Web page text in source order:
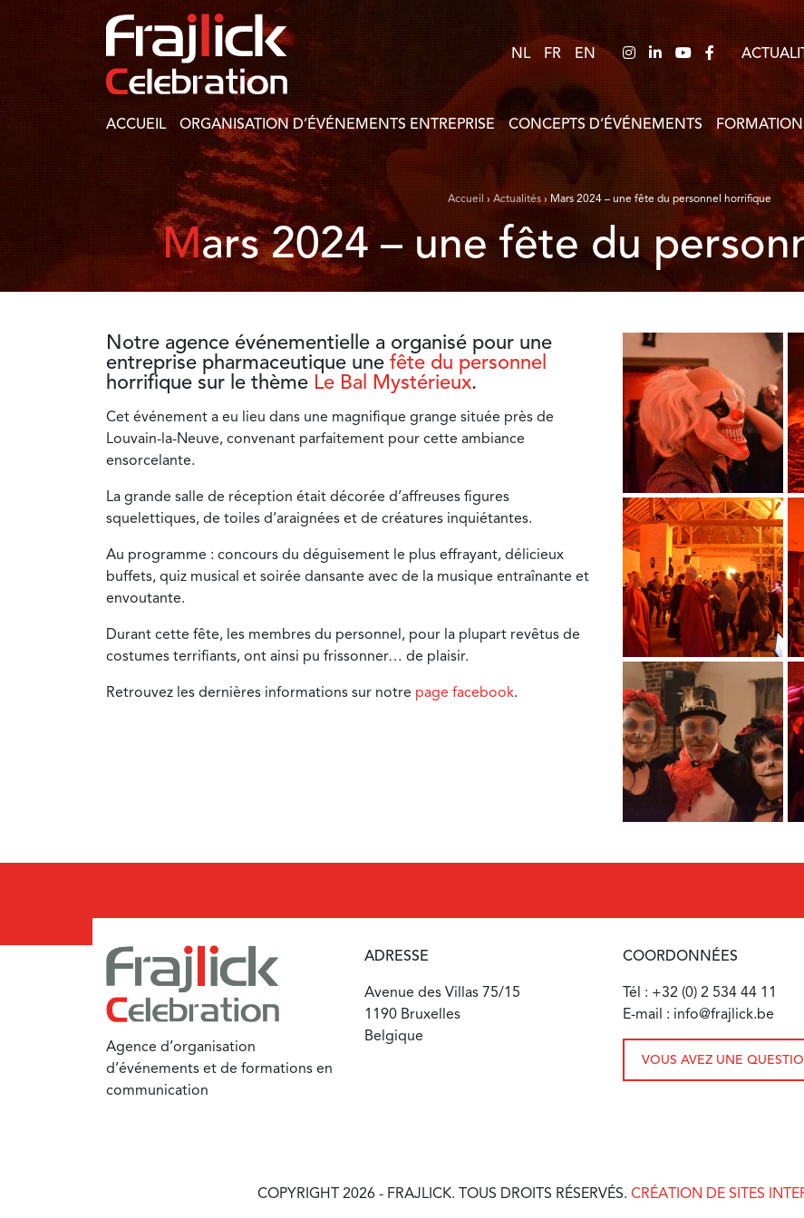
NL FR EN
ACCUEIL ORGANISATION D’ÉVÉNEMENTS ENTREPRISE CONCEPTS D’ÉVÉNEMENTS
Accueil›Actualités›Mars 2024 – une fête du personnel horrifique
Mars 2024 – une fête du
Notre agence événementielle a organisé pour une
entreprise pharmaceutique une fête du personnel
horrifique sur le thème Le Bal Mystérieux.
Cet événement a eu lieu dans une magnifique grange située près de
Louvain-la-Neuve, convenant parfaitement pour cette ambiance
ensorcelante.
La grande salle de réception était décorée d’affreuses figures
squelettiques, de toiles d’araignées et de créatures inquiétantes.
Au programme : concours du déguisement le plus effrayant, délicieux
buffets, quiz musical et soirée dansante avec de la musique entraînante et
envoutante.
Durant cette fête, les membres du personnel, pour la plupart revêtus de
costumes terrifiants, ont ainsi pu frissonner… de plaisir.
Retrouvez les dernières informations sur notre page facebook.
Agence d’organisation
d’événements et de formations en
communication
ADRESSE
Avenue des Villas 75/15
1190 Bruxelles
Belgique
COORDONNÉES
Tél : +32 (0) 2 534 44 11
E-mail : info@frajlick.be
VOUS AVEZ UNE
COPYRIGHT 2026 - FRAJLICK. TOUS DROITS RÉSERVÉS. CRÉATION DE SITES